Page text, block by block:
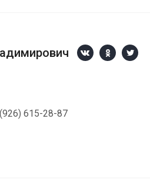
615-28-87